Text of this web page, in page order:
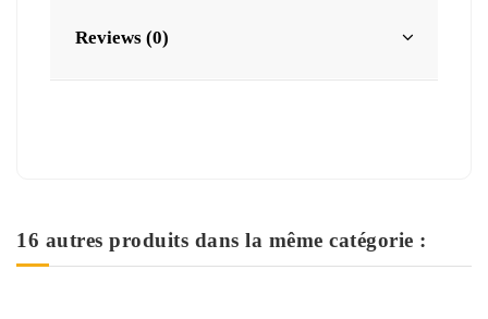
Reviews (0)
16 autres produits dans la même catégorie :